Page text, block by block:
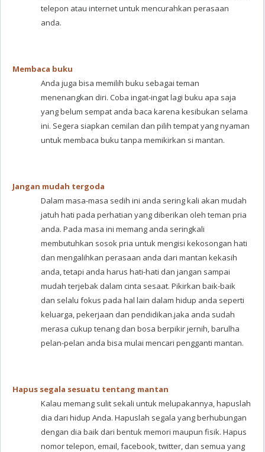
telepon atau internet untuk mencurahkan perasaan
anda.
Membaca buku
Anda juga bisa memilih buku sebagai teman
menenangkan diri. Coba ingat-ingat lagi buku apa saja
yang belum sempat anda baca karena kesibukan selama
ini. Segera siapkan cemilan dan pilih tempat yang nyaman
untuk membaca buku tanpa memikirkan si mantan.
Jangan mudah tergoda
Dalam masa-masa sedih ini anda sering kali akan mudah
jatuh hati pada perhatian yang diberikan oleh teman pria
anda. Pada masa ini memang anda seringkali
membutuhkan sosok pria untuk mengisi kekosongan hati
dan mengalihkan perasaan anda dari mantan kekasih
anda, tetapi anda harus hati-hati dan jangan sampai
mudah terjebak dalam cinta sesaat. Pikirkan baik-baik
dan selalu fokus pada hal lain dalam hidup anda seperti
keluarga, pekerjaan dan pendidikan.jaka anda sudah
merasa cukup tenang dan bosa berpikir jernih, barulha
pelan-pelan anda bisa mulai mencari pengganti mantan.
Hapus segala sesuatu tentang mantan
Kalau memang sulit sekali untuk melupakannya, hapuslah
dia dari hidup Anda. Hapuslah segala yang berhubungan
dengan dia baik dari bentuk memori maupun fisik. Hapus
nomor telepon, email, facebook, twitter, dan semua yang